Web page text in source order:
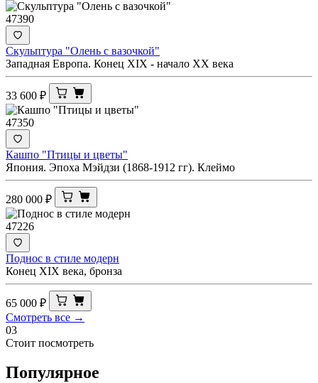
47390
Скульптура "Олень с вазочкой"
Западная Европа. Конец XIX - начало ХХ века
33 600 ₽
47350
Кашпо "Птицы и цветы"
Япония. Эпоха Мэйдзи (1868-1912 гг). Клеймо
280 000 ₽
47226
Поднос в стиле модерн
Конец XIX века, бронза
65 000 ₽
Смотреть все →
03
Стоит посмотреть
Популярное